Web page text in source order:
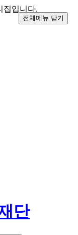
집입니다.
전체메뉴 닫기